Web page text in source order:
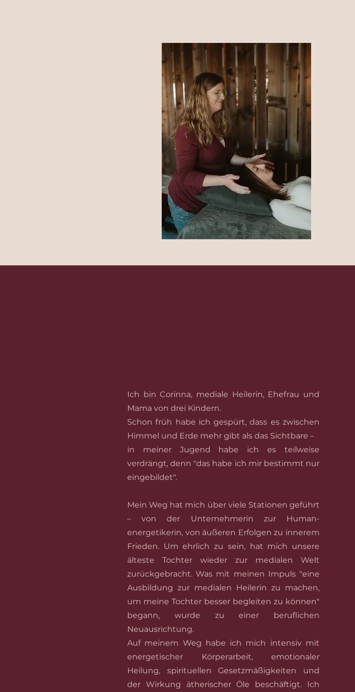
Ich bin Corinna, mediale Heilerin, Ehefrau und
Mama von drei Kindern.
Schon früh habe ich gespürt, dass es zwischen
Himmel und Erde mehr gibt als das Sichtbare –
in meiner Jugend habe ich es teilweise
verdrängt, denn "das habe ich mir bestimmt nur
eingebildet".
Mein Weg hat mich über viele Stationen geführt
– von der Unternehmerin zur Human-
energetikerin, von äußeren Erfolgen zu innerem
Frieden. Um ehrlich zu sein, hat mich unsere
älteste Tochter wieder zur medialen Welt
zurückgebracht. Was mit meinen Impuls "eine
Ausbildung zur medialen Heilerin zu machen,
um meine Tochter besser begleiten zu können"
begann, wurde zu einer beruflichen
Neuausrichtung.
Auf meinem Weg habe ich mich intensiv mit
energetischer Körperarbeit, emotionaler
Heilung, spirituellen Gesetzmäßigkeiten und
der Wirkung ätherischer Öle beschäftigt. Ich